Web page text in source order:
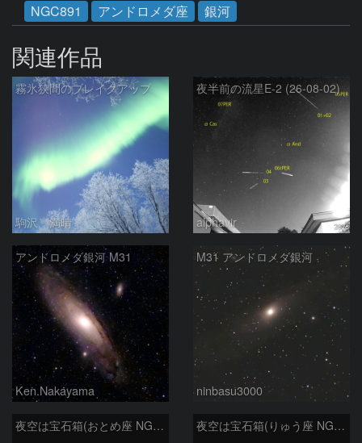
NGC891
アンドロメダ座 銀河
関連作品
霧氷狭間のブレイクアップ
駒沢 満晴
夜半前の流星E-2 (26-08-02)
alphavir
アンドロメダ銀河 M31
Ken.Nakayama
M31 アンドロメダ銀河
ninbasu3000
夜空は宝石箱(おとめ座 NGC5566) Seestar50 夜空は宝石箱(りゅう座 NGC6503) Seestar50